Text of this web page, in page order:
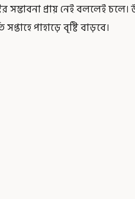
প্রায় নেই বললেই চলে।
পাহাড়ে বৃষ্টি বাড়বে।